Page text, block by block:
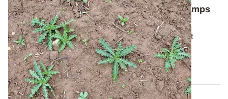
Comment lutter contre le chardon des champs
dans les céréales ?
Pour bien gérer cette plante vivace particulièrement
tenace, il faut avant tout comprendre...
06 AOÛT 2026